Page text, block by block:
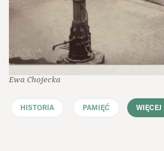
Ewa Chojecka
HISTORIA PAMIĘĆ WIĘCEJ